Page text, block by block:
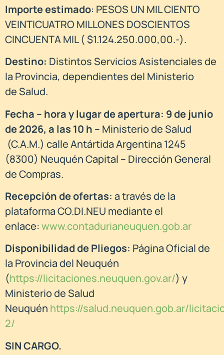
Importe estimado: PESOS UN MIL CIENTO
VEINTICUATRO MILLONES DOSCIENTOS
CINCUENTA MIL ( $1.124.250.000,00.-).
Destino: Distintos Servicios Asistenciales de
la Provincia, dependientes del Ministerio
de Salud.
Fecha – hora y lugar de apertura: 9 de junio
de 2026, a las 10 h – Ministerio de Salud
(C.A.M.) calle Antártida Argentina 1245
(8300) Neuquén Capital – Dirección General
de Compras.
Recepción de ofertas: a través de la
plataforma CO.DI.NEU mediante el
enlace:www.contadurianeuquen.gob.ar
Disponibilidad de Pliegos: Página Oficial de
la Provincia del Neuquén
(https://licitaciones.neuquen.gov.ar/) y
Ministerio de Salud
Neuquén https://salud.neuquen.gob.ar/
2/
SIN CARGO.